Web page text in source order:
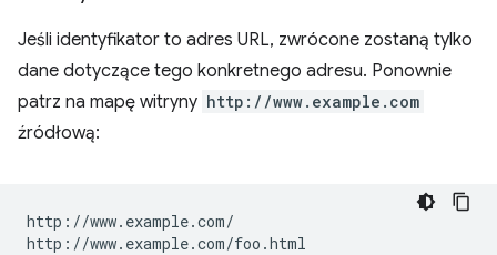
Jeśli identyfikator to adres URL, zwrócone zostaną tylko
dane dotyczące tego konkretnego adresu. Ponownie
patrz na mapę witryny http://www.example.com
źródłową:
http://www.example.com/
http://www.example.com/foo.html